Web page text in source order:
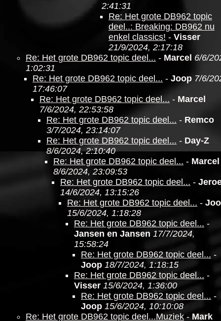
2:41:31
Re: Het grote DB962 topic
deel..: Breaking: DB962 nu
enkel classics! - Visser
21/9/2024, 2:17:18
Re: Het grote DB962 topic deel... - Marcel 6/6/
1:02:31
Re: Het grote DB962 topic deel... - Joop 7/6/
17:46:07
Re: Het grote DB962 topic deel... - Marcel
7/6/2024, 22:53:58
Re: Het grote DB962 topic deel... - Remco
3/7/2024, 23:14:07
Re: Het grote DB962 topic deel... - Day-Z
8/6/2024, 2:10:40
Re: Het grote DB962 topic deel... - Marcel
8/6/2024, 23:09:53
Re: Het grote DB962 topic deel... -
14/6/2024, 13:15:26
Re: Het grote DB962 topic deel... -
15/6/2024, 1:18:28
Re: Het grote DB962 topic deel... -
Jansen en Jansen 17/7/2024,
15:58:24
Re: Het grote DB962 topic deel... -
Joop 18/7/2024, 1:18:15
Re: Het grote DB962 topic deel... -
Visser 15/6/2024, 1:36:00
Re: Het grote DB962 topic deel... -
Joop 15/6/2024, 10:10:08
Re: Het grote DB962 topic deel...Muziek - Mark